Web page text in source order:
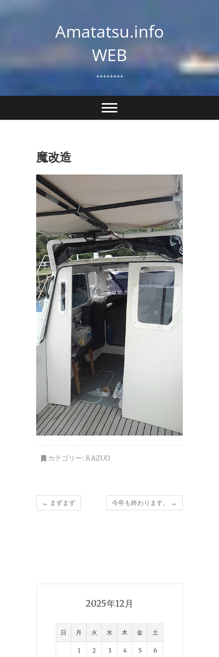
Amatatsu.info
WEB
++++++++
魔改造
カテゴリー: KAZUO
← まずまず 今年も終わります。 →
2025年12月
日 月 火 水 木 金 土
1 2 3 4 5 6